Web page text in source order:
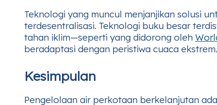
Teknologi yang muncul menjanjikan solusi
terdesentralisasi. Teknologi buku besar
tahan iklim—seperti yang didorong oleh
beradaptasi dengan peristiwa cuaca ekstrem.
Kesimpulan
Pengelolaan air perkotaan berkelanjutan